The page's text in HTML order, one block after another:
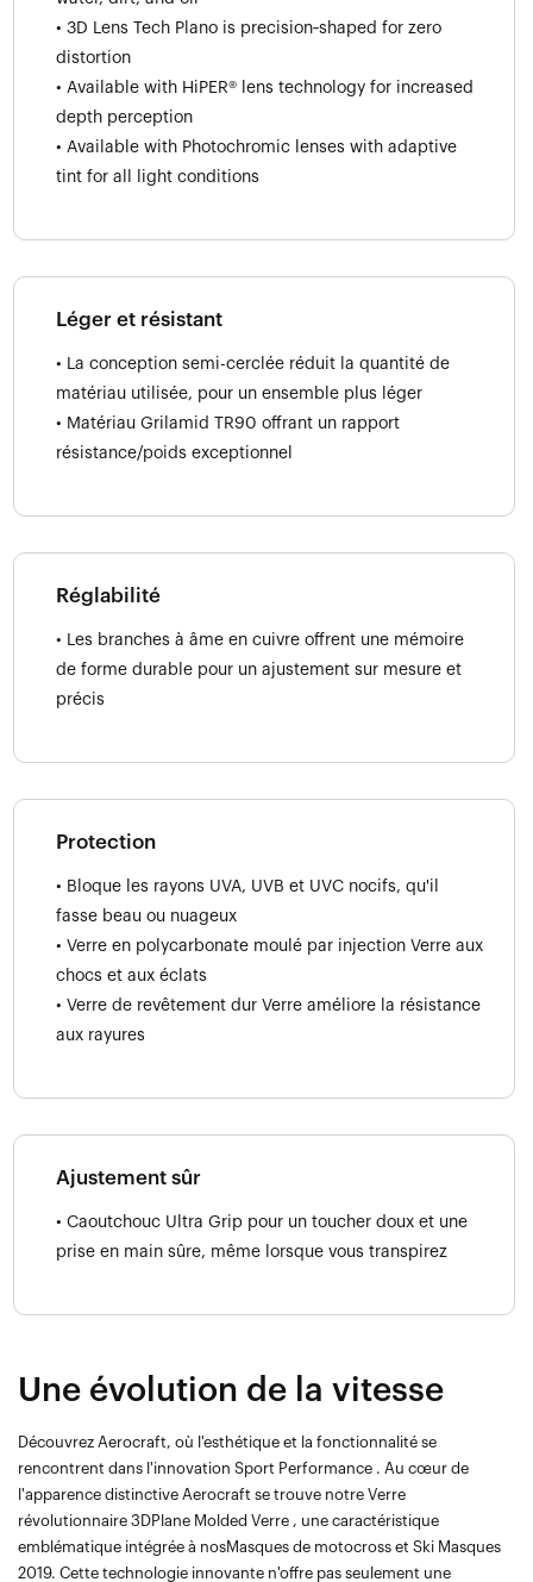
• 3D Lens Tech Plano is precision‑shaped for zero
distortion
• Available with HiPER® lens technology for increased
depth perception
• Available with Photochromic lenses with adaptive
tint for all light conditions
Léger et résistant
• La conception semi-cerclée réduit la quantité de
matériau utilisée, pour un ensemble plus léger
• Matériau Grilamid TR90 offrant un rapport
résistance/poids exceptionnel
Réglabilité
• Les branches à âme en cuivre offrent une mémoire
de forme durable pour un ajustement sur mesure et
précis
Protection
• Bloque les rayons UVA, UVB et UVC nocifs, qu'il
fasse beau ou nuageux
• Verre en polycarbonate moulé par injection Verre aux
chocs et aux éclats
• Verre de revêtement dur Verre améliore la résistance
aux rayures
Ajustement sûr
• Caoutchouc Ultra Grip pour un toucher doux et une
prise en main sûre, même lorsque vous transpirez
Une évolution de la vitesse
Découvrez Aerocraft, où l'esthétique et la fonctionnalité se
rencontrent dans l'innovation Sport Performance . Au cœur de
l'apparence distinctive Aerocraft se trouve notre Verre
révolutionnaire 3DPlane Molded Verre , une caractéristique
emblématique intégrée à nosMasques de motocross et Ski Masques
2019. Cette technologie innovante n'offre pas seulement une